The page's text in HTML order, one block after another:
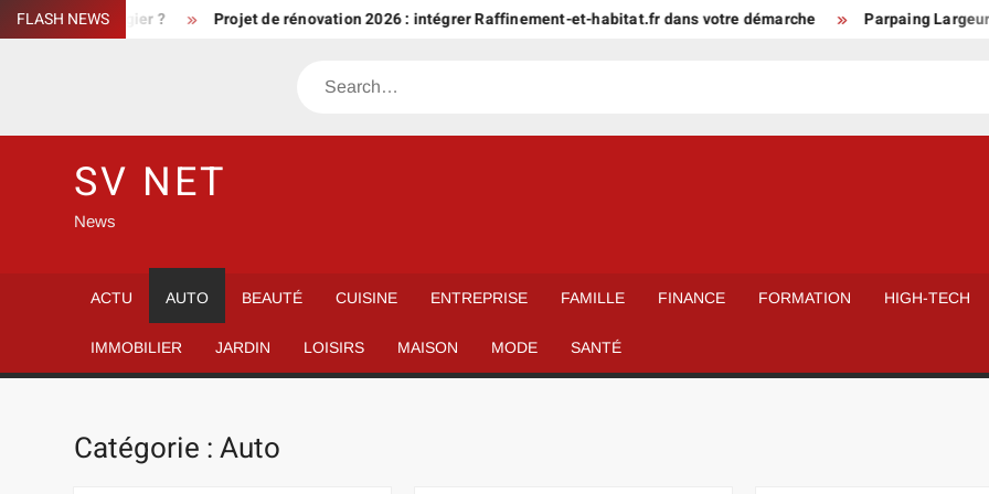
Skip
to
FLASH NEWS
privilégier ? Projet de rénovation 2026 : intégrer Raffinement-et-habitat.fr dans votre démarche Parpaing Largeur :
Search
SV NET
News
ACTU AUTO BEAUTÉ CUISINE ENTREPRISE FAMILLE FINANCE FORMATION HIGH-TECH
IMMOBILIER JARDIN LOISIRS MAISON MODE SANTÉ
Catégorie :Auto